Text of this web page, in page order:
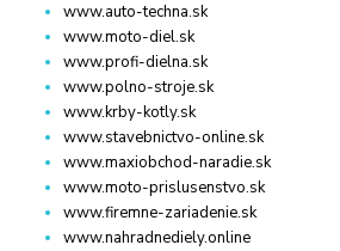
www.auto-techna.sk
www.moto-diel.sk
www.profi-dielna.sk
www.polno-stroje.sk
www.krby-kotly.sk
www.stavebnictvo-online.sk
www.maxiobchod-naradie.sk
www.moto-prislusenstvo.sk
www.firemne-zariadenie.sk
www.nahradnediely.online